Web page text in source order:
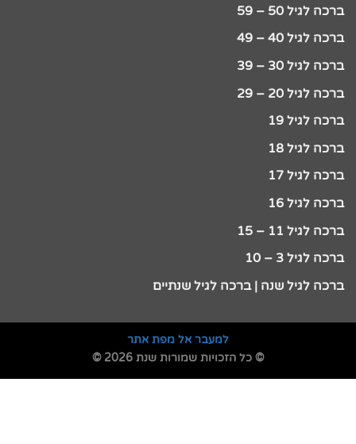
ברכה לגיל 50 – 59
ברכה לגיל 40 – 49
ברכה לגיל 30 – 39
ברכה לגיל 20 – 29
ברכה לגיל 19
ברכה לגיל 18
ברכה לגיל 17
ברכה לגיל 16
ברכה לגיל 11 – 15
ברכה לגיל 3 – 10
ברכה לגיל שנה | ברכה לגיל שנתיים
למעבר אל מפת אתר
© כל הזכויות שמורות שנת 2026 ©